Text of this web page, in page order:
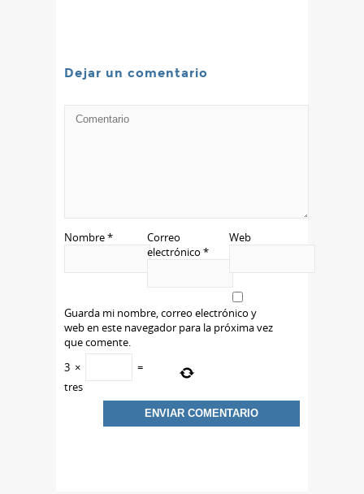
Dejar un comentario
Nombre*
Correo
electrónico *
Web
Guarda mi nombre, correo electrónico y
web en este navegador para la próxima vez
que comente.
3 ×
=
tres